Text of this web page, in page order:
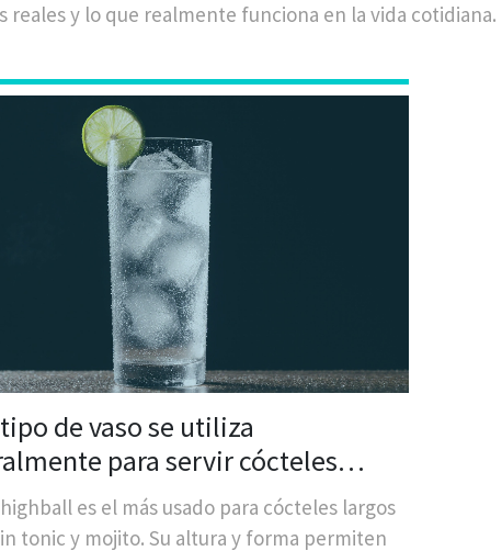
reales y lo que realmente funciona en la vida cotidiana.
de vaso se utiliza
para servir cócteles
y refrescantes?
highball es el más usado para cócteles largos
tonic y mojito. Su altura y forma permiten